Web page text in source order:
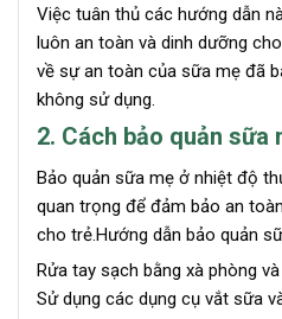
Việc tuân thủ các hướng dẫn
luôn an toàn và dinh dưỡng
về sự an toàn của sữa mẹ đã
không sử dụng.
2. Cách bảo quản
Bảo quản sữa mẹ ở nhiệt độ
quan trọng để đảm bảo an
cho trẻ.Hướng dẫn bảo quản
Rửa tay sạch bằng xà phòng
Sử dụng các dụng cụ vắt sữa